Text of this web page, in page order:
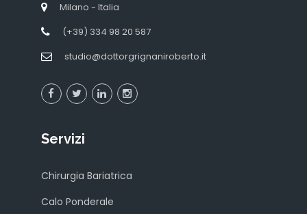
Milano - Italia
(+39) 334 98 20 587
studio@dottorgrignaniroberto.it
Servizi
Chirurgia Bariatrica
Calo Ponderale